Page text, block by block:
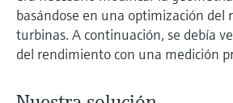
basándose en una optimización del
turbinas. A continuación, se debía
del rendimiento con una medición